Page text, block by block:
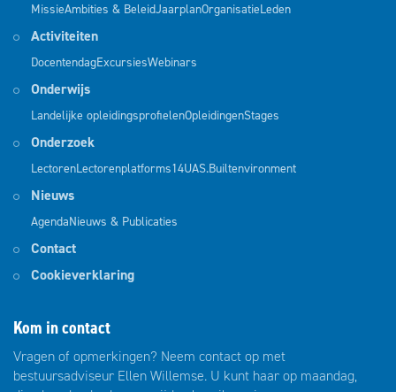
MissieAmbities & BeleidJaarplanOrganisatieLeden
Activiteiten
DocentendagExcursiesWebinars
Onderwijs
Landelijke opleidingsprofielenOpleidingenStages
Onderzoek
LectorenLectorenplatforms14UAS.Builtenvironment
Nieuws
AgendaNieuws & Publicaties
Contact
Cookieverklaring
Kom in contact
Vragen of opmerkingen? Neem contact op met
bestuursadviseur Ellen Willemse. U kunt haar op maandag,